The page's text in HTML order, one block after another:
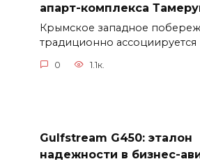
апарт-комплекса
Крымское западное
традиционно ассоциируется
0 1.1к.
Gulfstream G450: эталон
надежности в бизнес-